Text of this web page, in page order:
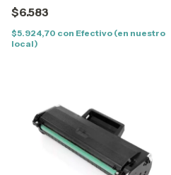
TN1000/1030/1050/1060/1070/1075
$6.583
$5.924,70 con Efectivo (en nuestro
local)